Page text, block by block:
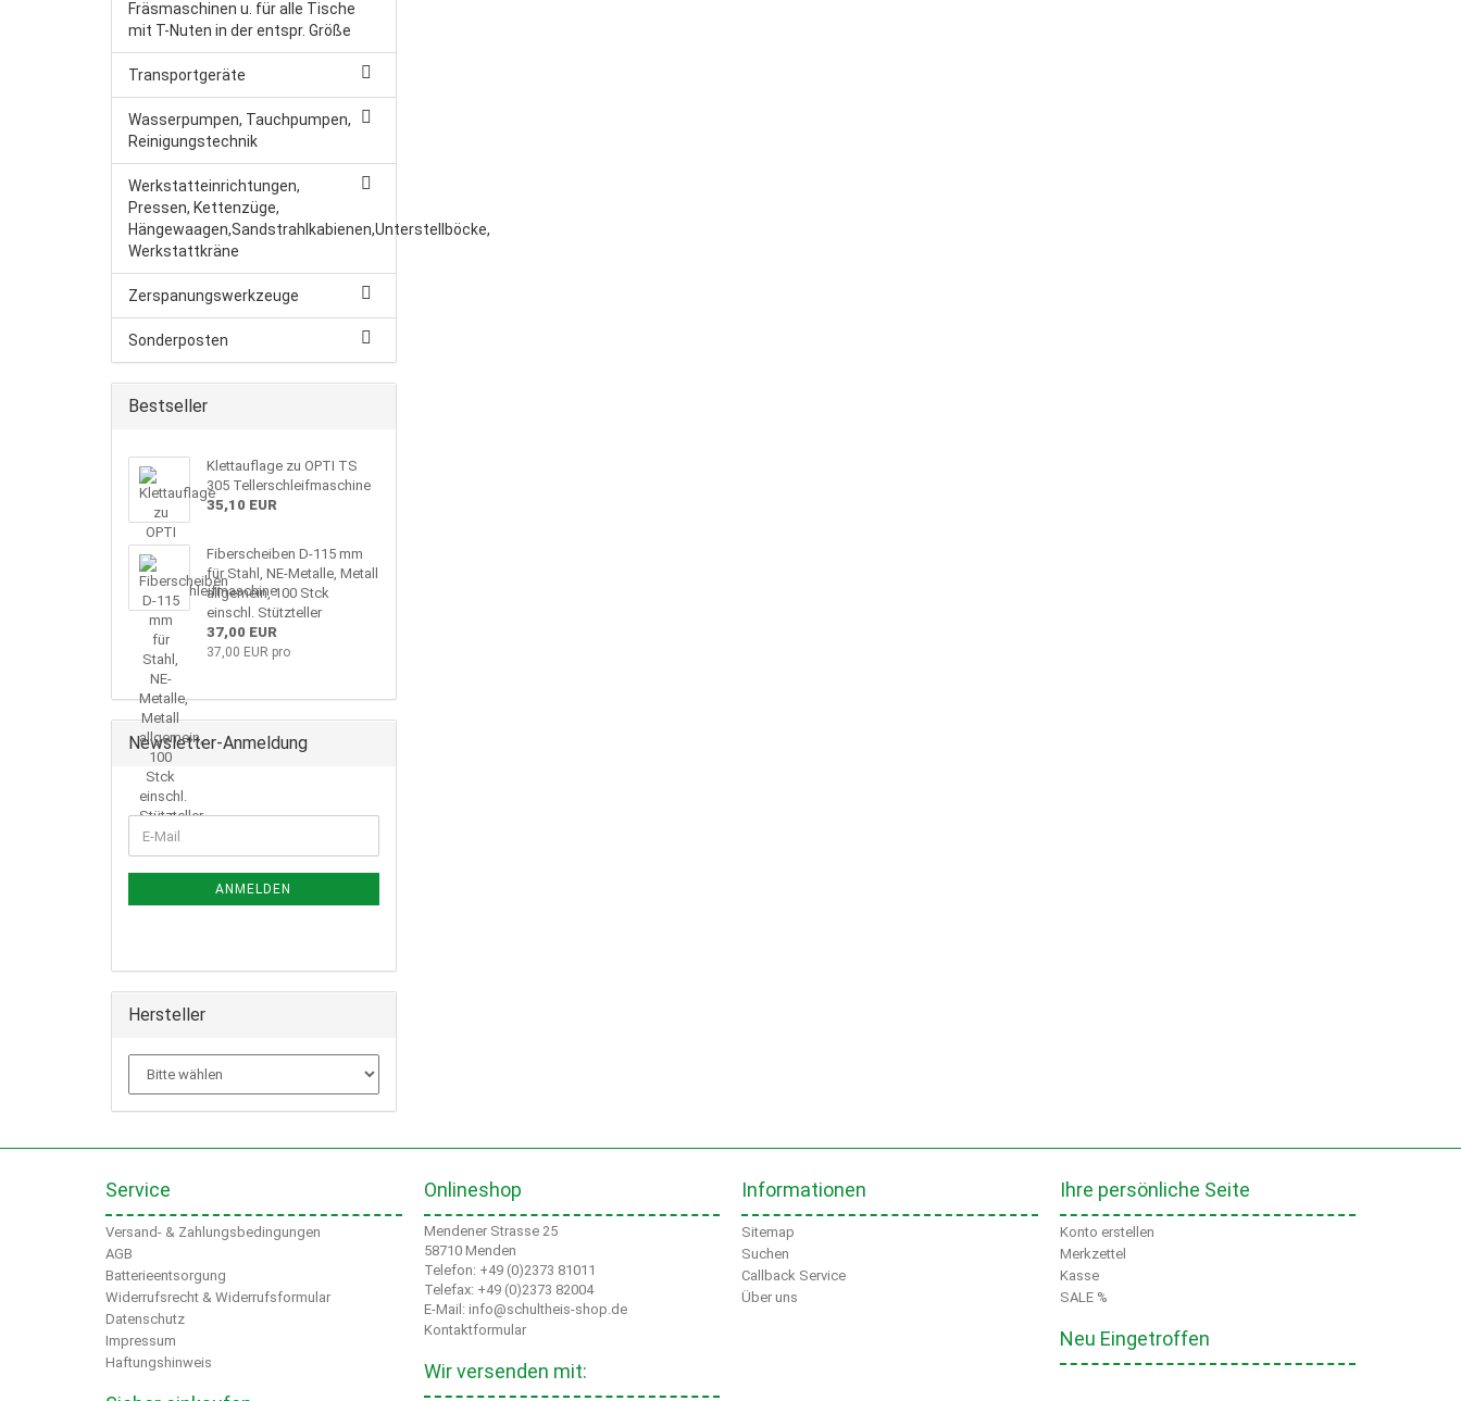
Fräsmaschinen u. für alle Tische
mit T-Nuten in der entspr. Größe
Transportgeräte
Wasserpumpen, Tauchpumpen,
Reinigungstechnik
Werkstatteinrichtungen,
Pressen, Kettenzüge,
Hängewaagen,Sandstrahlkabienen,Unterstellböcke,
Werkstattkräne
Zerspanungswerkzeuge
Sonderposten
Bestseller
Klettauflage zu OPTI TS
305 Tellerschleifmaschine
35,10 EUR
Fiberscheiben D-115 mm
für Stahl, NE-Metalle, Metall
allgemein, 100 Stck
einschl. Stützteller
37,00 EUR
37,00 EUR pro
Newsletter-Anmeldung
ANMELDEN
Hersteller
Service
Versand- & Zahlungsbedingungen
AGB
Batterieentsorgung
Widerrufsrecht & Widerrufsformular
Datenschutz
Impressum
Haftungshinweis
Onlineshop
Mendener Strasse 25
58710 Menden
Telefon: +49 (0)2373 81011
Telefax: +49 (0)2373 82004
E-Mail: info@schultheis-shop.de
Kontaktformular
Wir versenden mit:
Informationen
Sitemap
Suchen
Callback Service
Über uns
Ihre persönliche Seite
Konto erstellen
Merkzettel
Kasse
SALE %
Neu Eingetroffen